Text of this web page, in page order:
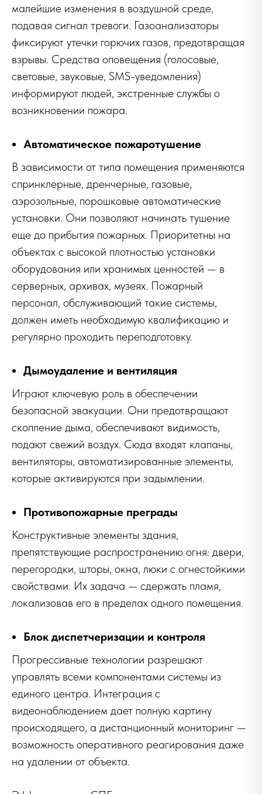
малейшие изменения в воздушной среде,
подавая сигнал тревоги. Газоанализаторы
фиксируют утечки горючих газов, предотвращая
взрывы. Средства оповещения (голосовые,
световые, звуковые, SMS-уведомления)
информируют людей, экстренные службы о
возникновении пожара.
Автоматическое пожаротушение
В зависимости от типа помещения применяются
спринклерные, дренчерные, газовые,
аэрозольные, порошковые автоматические
установки. Они позволяют начинать тушение
еще до прибытия пожарных. Приоритетны на
объектах с высокой плотностью установки
оборудования или хранимых ценностей — в
серверных, архивах, музеях. Пожарный
персонал, обслуживающий такие системы,
должен иметь необходимую квалификацию и
регулярно проходить переподготовку.
Дымоудаление и вентиляция
Играют ключевую роль в обеспечении
безопасной эвакуации. Они предотвращают
скопление дыма, обеспечивают видимость,
подают свежий воздух. Сюда входят клапаны,
вентиляторы, автоматизированные элементы,
которые активируются при задымлении.
Противопожарные преграды
Конструктивные элементы здания,
препятствующие распространению огня: двери,
перегородки, шторы, окна, люки с огнестойкими
свойствами. Их задача — сдержать пламя,
локализовав его в пределах одного помещения.
Блок диспетчеризации и контроля
Прогрессивные технологии разрешают
управлять всеми компонентами системы из
единого центра. Интеграция с
видеонаблюдением дает полную картину
происходящего, а дистанционный мониторинг —
возможность оперативного реагирования даже
на удалении от объекта.